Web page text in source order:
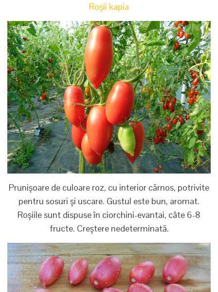
Roșii kapia
Prunișoare de culoare roz, cu interior cărnos, potrivite
pentru sosuri și uscare. Gustul este bun, aromat.
Roșiile sunt dispuse în ciorchini-evantai, câte 6-8
fructe. Creștere nedeterminată.